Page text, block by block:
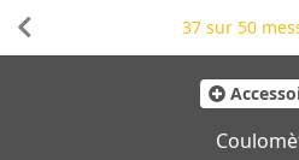
37 sur 50